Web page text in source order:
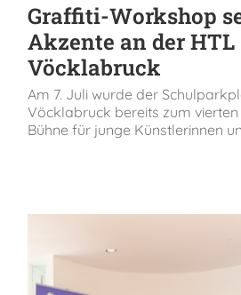
Graffiti-Workshop
Akzente an der HTL
Vöcklabruck
Am 7. Juli wurde der
Vöcklabruck bereits zum
Bühne für junge Künstlerinnen